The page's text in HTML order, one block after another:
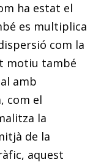
ha estat el
es multiplica
com la
motiu també
amb
com el
la
de la
aquest